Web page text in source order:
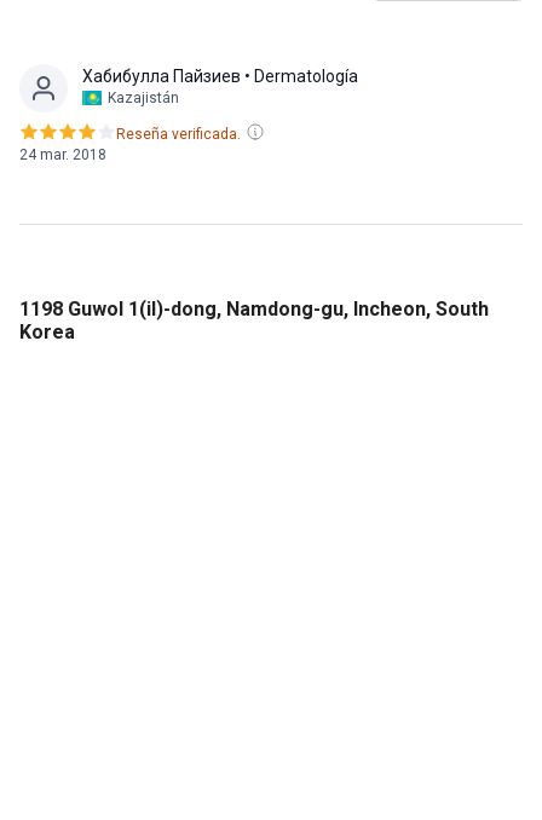
Хабибулла Пайзиев • Dermatología
Kazajistán
24 mar. 2018
Reseña verificada.
1198 Guwol 1(il)-dong, Namdong-gu, Incheon, South
Korea